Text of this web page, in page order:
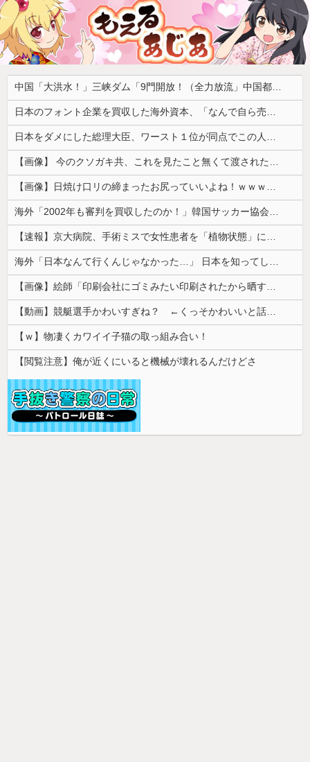
中国「大洪水！」三峡ダム「9門開放！（全力放流」中国都市「三峡沿線の道路水没」中国政府「高速道路封鎖！」中国ダム「緊急放流に合わせて開門（土砂崩れ発生」→
日本のフォント企業を買収した海外資本、「なんで自ら売上ゼロにするようなことするの」とドン引きするような方針転換を……
日本をダメにした総理大臣、ワースト１位が同点でこの人ｗｗｗｗｗｗ
【画像】 今のクソガキ共、これを見たこと無くて渡されたらパニクるらしいｗｗｗｗｗｗｗｗｗｗｗｗｗ
【画像】日焼け口リの締まったお尻っていいよね！ｗｗｗｗｗ
海外「2002年も審判を買収したのか！」韓国サッカー協会による国際試合の審判買収が発覚し大騒ぎ！【海外の反応】
【速報】京大病院、手術ミスで女性患者を「植物状態」にしてしまう・・・
海外「日本なんて行くんじゃなかった…」 日本を知ってしまったディズニー信者、帰国後『本家』に失望する事態に
【画像】絵師「印刷会社にゴミみたい印刷されたから晒すわ」→お前がクレーマーだと大炎上
【動画】競艇選手かわいすぎね？ ←くっそかわいいと話題にｗｗｗ 【Pickup07092031】
【ｗ】物凄くカワイイ子猫の取っ組み合い！
【閲覧注意】俺が近くにいると機械が壊れるんだけどさ